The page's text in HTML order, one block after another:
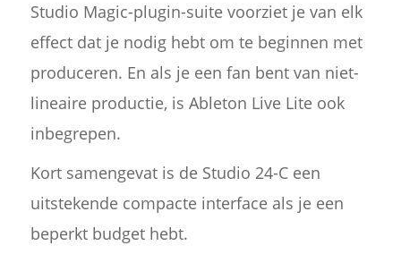
Studio Magic-plugin-suite voorziet je van elk
effect dat je nodig hebt om te beginnen met
produceren. En als je een fan bent van niet-
lineaire productie, is Ableton Live Lite ook
inbegrepen.
Kort samengevat is de Studio 24-C een
uitstekende compacte interface als je een
beperkt budget hebt.